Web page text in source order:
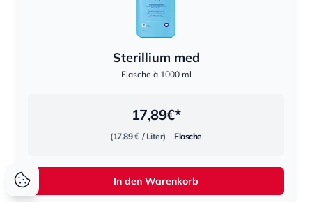
Sterillium med
Flasche à 1000 ml
17,89€*
(17,89 € / Liter) Flasche
In den Warenkorb